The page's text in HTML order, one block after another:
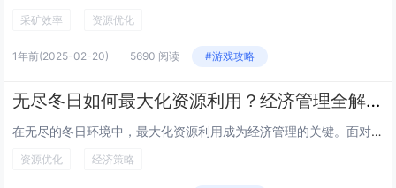
采矿效率 资源优化
1年前(2025-02-20) 5690 阅读 #游戏攻略
无尽冬日如何最大化资源利用？经济管理全解析
在无尽的冬日环境中，最大化资源利用成为经济管理的关键。面对严寒与资源匮乏，首要任务是优化能源分配，确保供暖和基础生活需求。通过技术创新提升资源利用率，如采用高效的保温材料和节能设备。农业方面，温室种植和储存技术能延长作物生长期，保障食物供应...
资源优化 经济策略